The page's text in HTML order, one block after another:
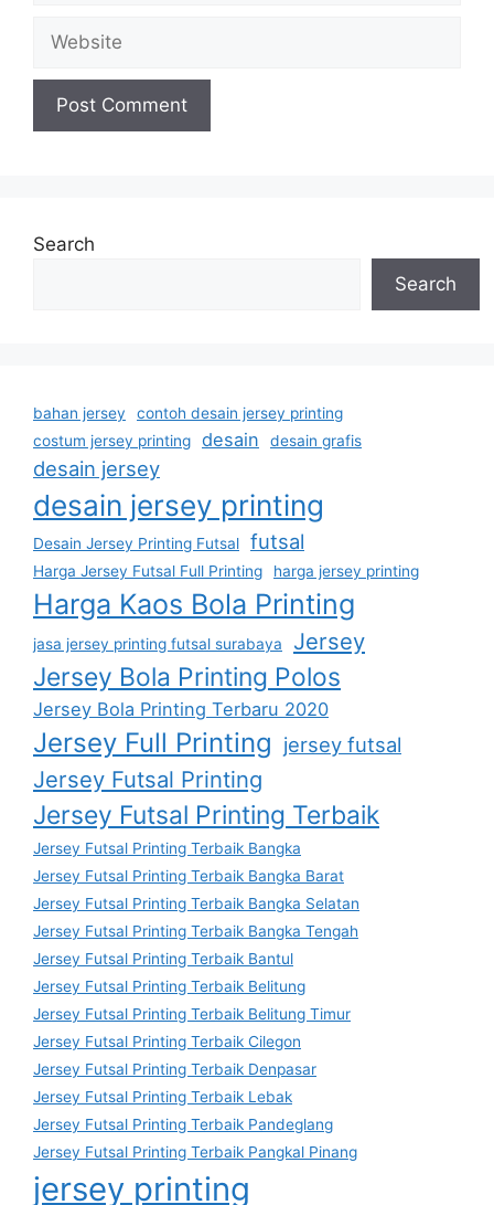
Search
Search
bahan jersey
contoh desain jersey printing
costum jersey printing
desain desain grafis
desain jersey
desain jersey printing
Desain Jersey Printing Futsal futsal
Harga Jersey Futsal Full Printing harga jersey printing
Harga Kaos Bola Printing
jasa jersey printing futsal surabaya Jersey
Jersey Bola Printing Polos
Jersey Bola Printing Terbaru 2020
Jersey Full Printing jersey futsal
Jersey Futsal Printing
Jersey Futsal Printing Terbaik
Jersey Futsal Printing Terbaik Bangka
Jersey Futsal Printing Terbaik Bangka Barat
Jersey Futsal Printing Terbaik Bangka Selatan
Jersey Futsal Printing Terbaik Bangka Tengah
Jersey Futsal Printing Terbaik Bantul
Jersey Futsal Printing Terbaik Belitung
Jersey Futsal Printing Terbaik Belitung Timur
Jersey Futsal Printing Terbaik Cilegon
Jersey Futsal Printing Terbaik Denpasar
Jersey Futsal Printing Terbaik Lebak
Jersey Futsal Printing Terbaik Pandeglang
Jersey Futsal Printing Terbaik Pangkal Pinang
jersey printing